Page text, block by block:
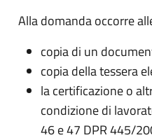
Alla domanda occorre
copia di un
copia della tessera
la certificazione o
condizione di
46 e 47 DPR 445/